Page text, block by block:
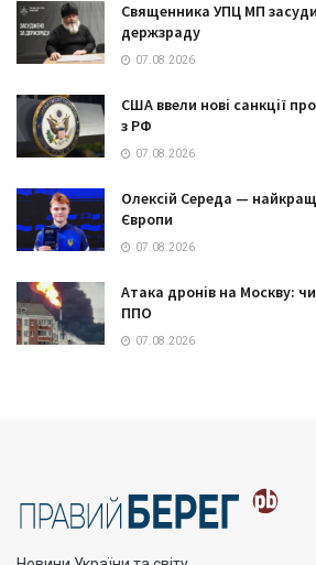
Священника УПЦ МП
держзраду
07.08.2026
США ввели нові санкції
з РФ
07.08.2026
Олексій Середа —
Європи
07.08.2026
Атака дронів на Москву:
ППО
07.08.2026